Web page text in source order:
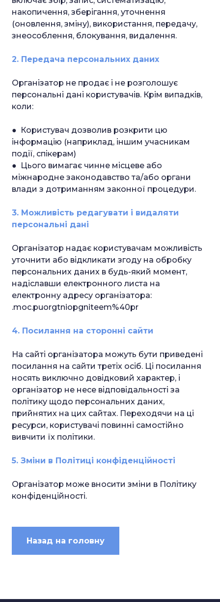
накопичення, зберігання, уточнення
(оновлення, зміну), використання, передачу,
знеособлення, блокування, видалення.
2. Передача персональних даних
Організатор не продає і не розголошує
персональні дані користувачів. Крім випадків,
коли:
● Користувач дозволив розкрити цю
інформацію (наприклад, іншим учасникам
події, спікерам)
● Цього вимагає чинне місцеве або
міжнародне законодавство та/або органи
влади з дотриманням законної процедури.
3. Можливість редагувати і видаляти
персональні дані
Організатор надає користувачам можливість
уточнити або відкликати згоду на обробку
персональних даних в будь-який момент,
надіславши електронного листа на
електронну адресу організатора:
.moc.puorgtniopgniteem%40pr
4. Посилання на сторонні сайти
На сайті організатора можуть бути приведені
посилання на сайти третіх осіб. Ці посилання
носять виключно довідковий характер, і
організатор не несе відповідальності за
політику щодо персональних даних,
прийнятих на цих сайтах. Переходячи на ці
ресурси, користувачі повинні самостійно
вивчити їх політики.
5. Зміни в Політиці конфіденційності
Організатор може вносити зміни в Політику
конфіденційності.
Назад на головну